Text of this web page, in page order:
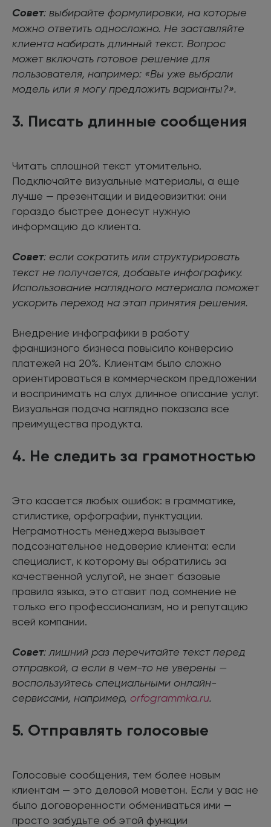
Совет: выбирайте формулировки, на которые
можно ответить односложно. Не заставляйте
клиента набирать длинный текст. Вопрос
может включать готовое решение для
пользователя, например: «Вы уже выбрали
модель или я могу предложить варианты?».
3. Писать длинные сообщения
Читать сплошной текст утомительно.
Подключайте визуальные материалы, а еще
лучше — презентации и видеовизитки: они
гораздо быстрее донесут нужную
информацию до клиента.
Совет: если сократить или структурировать
текст не получается, добавьте инфографику.
Использование наглядного материала поможет
ускорить переход на этап принятия решения.
Внедрение инфографики в работу
франшизного бизнеса повысило конверсию
платежей на 20%. Клиентам было сложно
ориентироваться в коммерческом предложении
и воспринимать на слух длинное описание услуг.
Визуальная подача наглядно показала все
преимущества продукта.
4. Не следить за грамотностью
Это касается любых ошибок: в грамматике,
стилистике, орфографии, пунктуации.
Неграмотность менеджера вызывает
подсознательное недоверие клиента: если
специалист, к которому вы обратились за
качественной услугой, не знает базовые
правила языка, это ставит под сомнение не
только его профессионализм, но и репутацию
всей компании.
Совет: лишний раз перечитайте текст перед
отправкой, а если в чем-то не уверены —
воспользуйтесь специальными онлайн-
сервисами, например, orfogrammka.ru.
5. Отправлять голосовые
Голосовые сообщения, тем более новым
клиентам — это деловой моветон. Если у вас не
было договоренности обмениваться ими —
просто забудьте об этой функции